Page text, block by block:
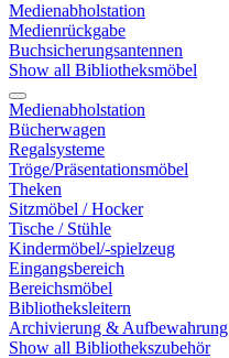
Medienabholstation
Medienrückgabe
Buchsicherungsantennen
Show all Bibliotheksmöbel
Medienabholstation
Bücherwagen
Regalsysteme
Tröge/Präsentationsmöbel
Theken
Sitzmöbel / Hocker
Tische / Stühle
Kindermöbel/-spielzeug
Eingangsbereich
Bereichsmöbel
Bibliotheksleitern
Archivierung & Aufbewahrung
Show all Bibliothekszubehör